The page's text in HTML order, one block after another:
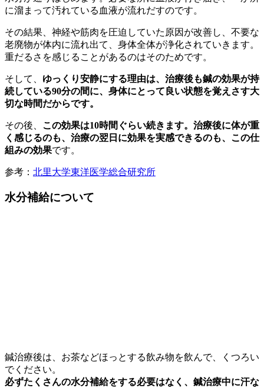
に溜まって汚れている血液が流れだすのです。
その結果、 神経や筋肉を圧迫していた原因が改善し、不要な
老廃物が体内に流れ出て、身体全体が浄化されていきます。
重だるさを感じることがあるのはそのためです。
そして、 ゆっくり安静にする理由は、治療後も鍼の効果が持
続している90分の間に、身体にとって良い状態を覚えさす大
切な時間だからです。
その後、 この効果は10時間ぐらい続きます。治療後に体が重
く感じるのも、治療の翌日に効果を実感できるのも、この仕
組みの効果です。
参考： 北里大学東洋医学総合研究所
水分補給について
鍼治療後は、お茶などほっとする飲み物を飲んで、くつろい
でください。
必ずたくさんの水分補給をする必要はなく、鍼治療中に汗な